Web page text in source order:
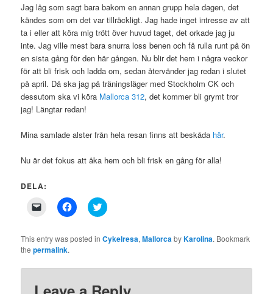
Jag låg som sagt bara bakom en annan grupp hela dagen, det
kändes som om det var tillräckligt. Jag hade inget intresse av att
ta i eller att köra mig trött över huvud taget, det orkade jag ju
inte. Jag ville mest bara snurra loss benen och få rulla runt på ön
en sista gång för den här gången. Nu blir det hem i några veckor
för att bli frisk och ladda om, sedan återvänder jag redan i slutet
på april. Då ska jag på träningsläger med Stockholm CK och
dessutom ska vi köra Mallorca 312, det kommer bli grymt tror
jag! Längtar redan!
Mina samlade alster från hela resan finns att beskåda här.
Nu är det fokus att åka hem och bli frisk en gång för alla!
DELA:
Click
link
to
a
(Opens
Click
to
Facebook
(Opens
window)
Click
to
Twitter
(Opens
window)
This entry was posted inCykelresa,MallorcabyKarolina. Bookmark
thepermalink.